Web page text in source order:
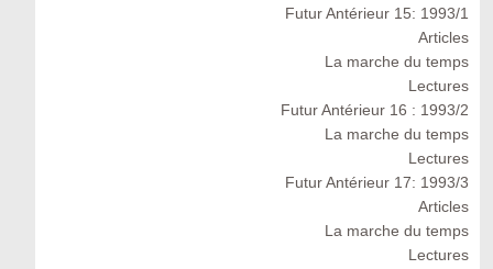
Futur Antérieur 15: 1993/1
Articles
La marche du temps
Lectures
Futur Antérieur 16 : 1993/2
La marche du temps
Lectures
Futur Antérieur 17: 1993/3
Articles
La marche du temps
Lectures